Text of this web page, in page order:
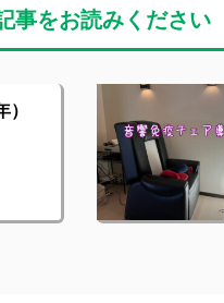
事をお読みください